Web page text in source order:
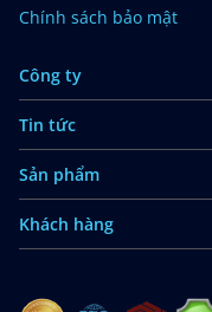
Chính sách bảo mật
Công ty
Tin tức
Sản phẩm
Khách hàng